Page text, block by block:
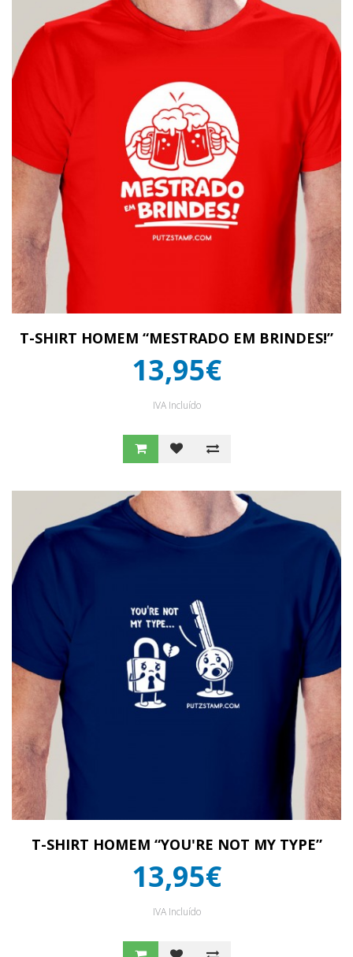
T-SHIRT HOMEM “MESTRADO EM BRINDES!”
13,95€
IVA Incluído
T-SHIRT HOMEM “YOU'RE NOT MY TYPE”
13,95€
IVA Incluído